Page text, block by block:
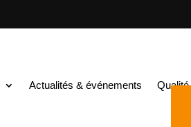
Actualités & événements Qualité